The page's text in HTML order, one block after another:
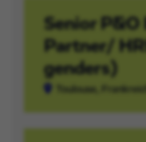
Senior
Partner/
genders)